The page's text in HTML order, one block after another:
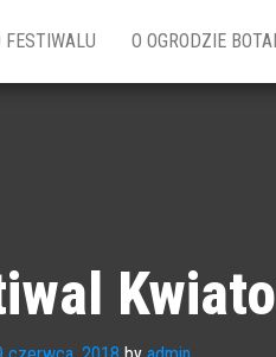
FESTIWALU O OGRODZIE